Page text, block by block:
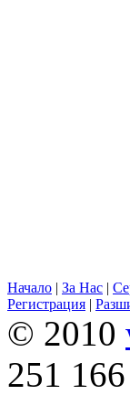
Начало | За Нас |
Регистрация |
© 2010
251 166